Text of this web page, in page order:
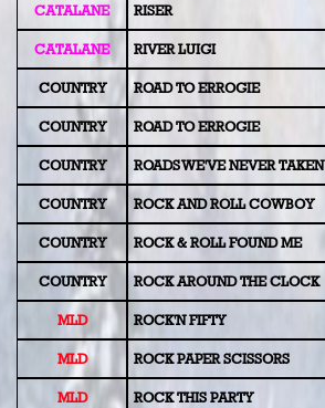
CATALANE RISER
CATALANE RIVER LUIGI
COUNTRY ROAD TO ERROGIE
COUNTRY ROAD TO ERROGIE
COUNTRY ROADS WE'VE NEVER TAKEN
COUNTRY ROCK AND ROLL COWBOY
COUNTRY ROCK & ROLL FOUND ME
COUNTRY ROCK AROUND THE CLOCK
MLD ROCK'N FIFTY
MLD ROCK PAPER SCISSORS
MLD ROCK THIS PARTY